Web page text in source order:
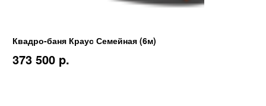
Квадро-баня Краус Семейная (6м)
373 500 p.